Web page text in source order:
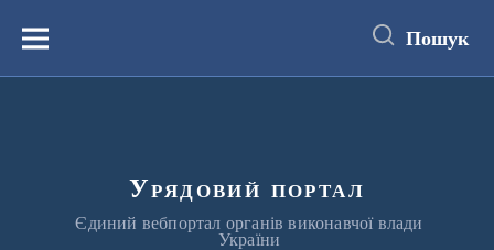
вмістуМеню Пошук
Урядовий портал
Єдиний вебпортал органів виконавчої влади
України